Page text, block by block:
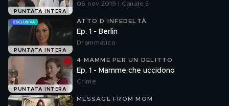
PUNTATA INTERA
06 nov 2019 | Canale 5
PUNTATA INTERA
ATTO D'INFEDELTÀ
Ep. 1 - Berlin
Drammatico
PUNTATA INTERA
4 MAMME PER UN DELITTO
Ep. 1 - Mamme che uccidono
Crime
MESSAGE FROM MOM